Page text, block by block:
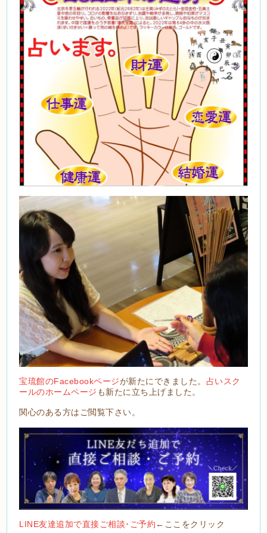
宝琉館のFacebookページが新たにできました。 占いスク
ールのホームページ も新たに立ち上げました。
関心のある方はご閲覧下さい。
LINE友達追加で直接ご相談･ご予約 ←ここをクリック